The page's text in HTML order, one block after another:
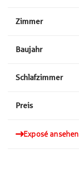
Zimmer
Baujahr
Schlafzimmer
Preis
Exposé ansehen